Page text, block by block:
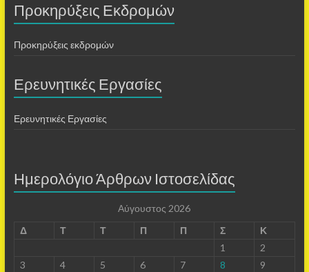
Προκηρύξεις Εκδρομών
Προκηρύξεις εκδρομών
Ερευνητικές Εργασίες
Ερευνητικές Εργασίες
Ημερολόγιο Άρθρων Ιστοσελίδας
Αύγουστος 2026
Δ
Τ Τ Π Π Σ
Κ
1
2
3
4 5 6 7 8
9